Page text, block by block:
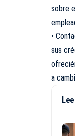
sobre
•
sus
a